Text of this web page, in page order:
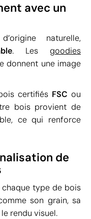
avec un
naturelle,
. Les goodies
donnent une image
certifiés FSC ou
bois provient de
ce qui renforce
de
chaque type de bois
son grain, sa
rendu visuel.